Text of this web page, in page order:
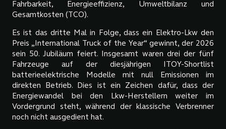
Fahrbarkeit, Energieeffizienz, Umweltbilanz und
Gesamtkosten (TCO).
Es ist das dritte Mal in Folge, dass ein Elektro-Lkw den
Preis „International Truck of the Year“ gewinnt, der 2026
sein 50. Jubiläum feiert. Insgesamt waren drei der fünf
Fahrzeuge auf der diesjährigen ITOY-Shortlist
batterieelektrische Modelle mit null Emissionen im
direkten Betrieb. Dies ist ein Zeichen dafür, dass der
Energiewandel bei den Lkw-Herstellern weiter im
Vordergrund steht, während der klassische Verbrenner
noch nicht ausgedient hat.